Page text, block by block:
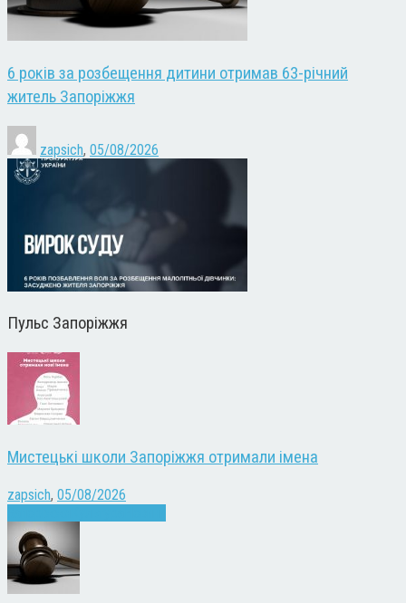
6 років за розбещення дитини отримав 63-річний
житель Запоріжжя
zapsich, 05/08/2026
Пульс Запоріжжя
Мистецькі школи Запоріжжя отримали імена
zapsich, 05/08/2026